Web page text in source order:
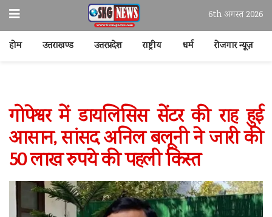
6th अगस्त 2026
होम उत्तराखण्ड उत्तरप्रदेश राष्ट्रीय धर्म रोजगार न्यूज़
गोपेश्वर में डायलिसिस सेंटर की राह हुई
आसान, सांसद अनिल बलूनी ने जारी की
50 लाख रुपये की पहली किस्त